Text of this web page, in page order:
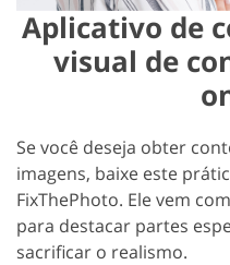
Aplicativo de
visual de
Se você deseja obter
imagens, baixe este
FixThePhoto. Ele vem
para destacar partes
sacrificar o realismo.